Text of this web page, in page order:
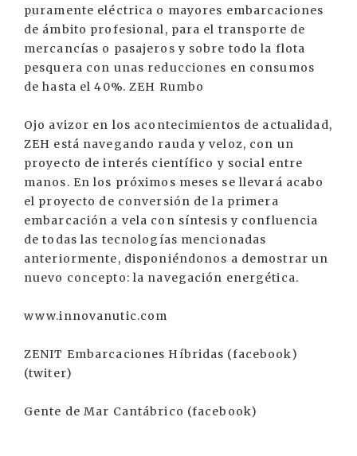
puramente eléctrica o mayores embarcaciones
de ámbito profesional, para el transporte de
mercancías o pasajeros y sobre todo la flota
pesquera con unas reducciones en consumos
de hasta el 40%. ZEH Rumbo
Ojo avizor en los acontecimientos de actualidad,
ZEH está navegando rauda y veloz, con un
proyecto de interés científico y social entre
manos. En los próximos meses se llevará acabo
el proyecto de conversión de la primera
embarcación a vela con síntesis y confluencia
de todas las tecnologías mencionadas
anteriormente, disponiéndonos a demostrar un
nuevo concepto: la navegación energética.
www.innovanutic.com
ZENIT Embarcaciones Híbridas (facebook)
(twiter)
Gente de Mar Cantábrico (facebook)